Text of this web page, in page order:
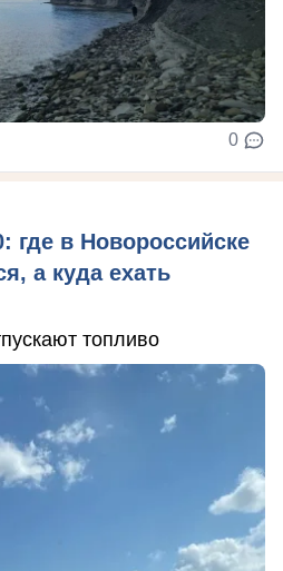
0
где в Новороссийске
а куда ехать
топливо